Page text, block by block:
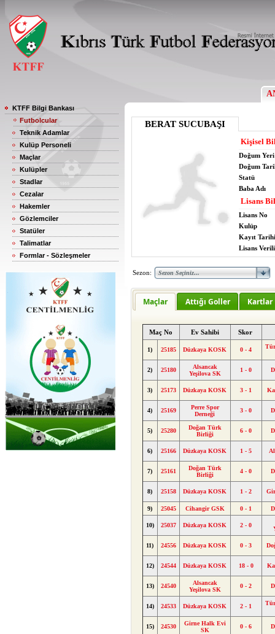
KTFF Bilgi Bankası
Futbolcular
Teknik Adamlar
Kulüp Personeli
Maçlar
Kulüpler
Stadlar
Cezalar
Hakemler
Gözlemciler
Statüler
Talimatlar
Formlar - Sözleşmeler
BERAT SUCUBAŞI
Kişisel
Doğum Yeri
Doğum
Statü
Baba Adı
Lisans
Lisans No
Kulüp
Kayıt Tarihi
Lisans
Sezon:
Maçlar Attığı Goller Kartlar
Maç No Ev Sahibi Skor
1) 25185 Düzkaya KOSK 0 - 4
2) 25180
Alsancak
Yeşilova SK
1 - 0
3) 25173 Düzkaya KOSK 3 - 1
4) 25169
Perre Spor
Derneği
3 - 0
5) 25280
Doğan Türk
Birliği
6 - 0
6) 25166 Düzkaya KOSK 1 - 5
7) 25161
Doğan Türk
Birliği
4 - 0
8) 25158 Düzkaya KOSK 1 - 2
9) 25045 Cihangir GSK 0 - 1
10) 25037 Düzkaya KOSK 2 - 0
11) 24556 Düzkaya KOSK 0 - 3
12) 24544 Düzkaya KOSK 18 - 0
13) 24540
Alsancak
Yeşilova SK
0 - 2
14) 24533 Düzkaya KOSK 2 - 1
15) 24530
Girne Halk Evi
SK
0 - 6